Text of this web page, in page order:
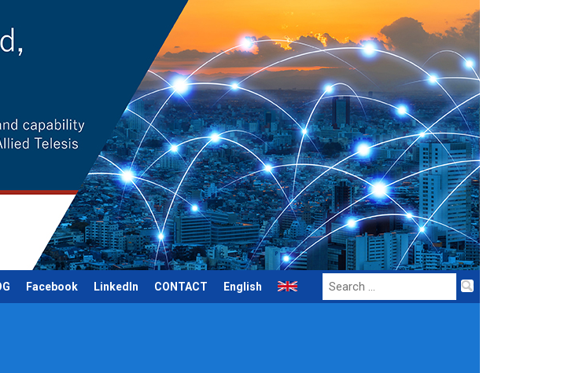
Facebook LinkedIn CONTACT English
Search
for: